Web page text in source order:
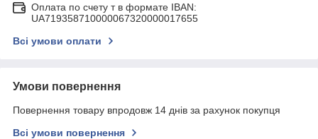
Оплата по счету т в формате IBAN:
UA719358710000067320000017655
Всі умови оплати
Умови повернення
Повернення товару впродовж 14 днів за рахунок покупця
Всі умови повернення